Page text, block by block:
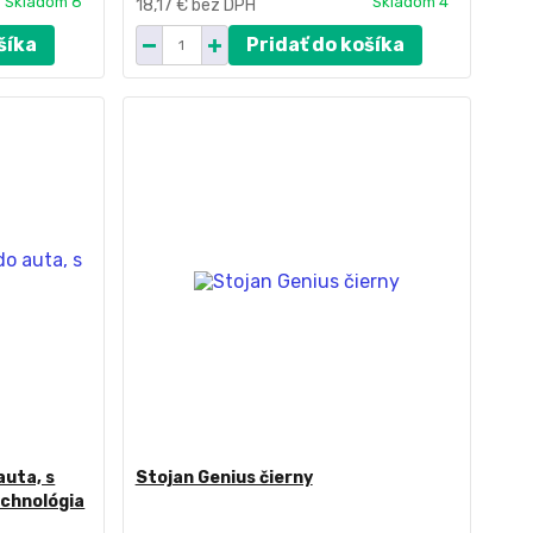
18,17 € bez DPH
Pridať do košíka
s
Stojan Genius čierny